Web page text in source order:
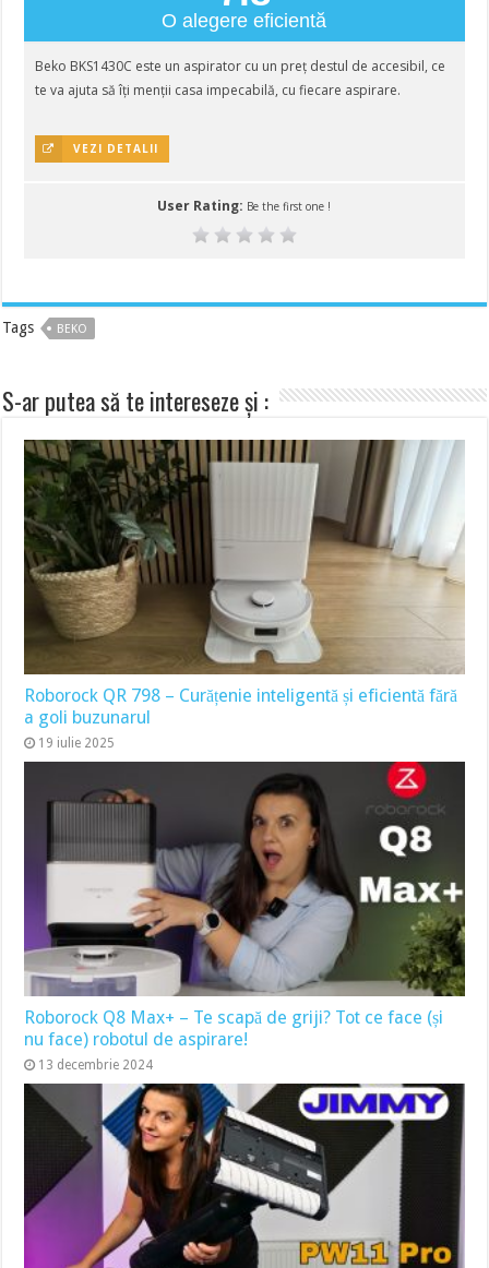
O alegere eficientă
Beko BKS1430C este un aspirator cu un preț destul de accesibil, ce
te va ajuta să îți menții casa impecabilă, cu fiecare aspirare.
VEZI DETALII
User Rating: Be the first one !
Tags BEKO
S-ar putea să te intereseze și :
Roborock QR 798 – Curățenie inteligentă și eficientă fără
a goli buzunarul
19 iulie 2025
Roborock Q8 Max+ – Te scapă de griji? Tot ce face (și
nu face) robotul de aspirare!
13 decembrie 2024